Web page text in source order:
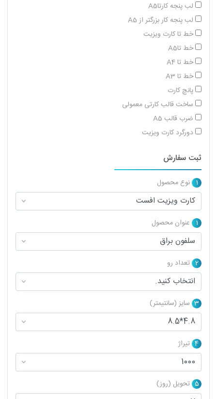
لب پنجه کارتاA5
لب پنجه کار بزرگتر از A5
خط تا کارت ویزیت
خط تاA5
خط تا A4
خط تا A3
پانچ کارت
ساخت قالب کارتی معمولی
ضرب قالب A5
دورگرد کارت ویزیت
ثبت سفارش
1 نوع محصول
1 عنوان محصول
2 تعداد رو
3 سایز (سانتیمتر)
4 تیراژ
5 تحویل (روز)